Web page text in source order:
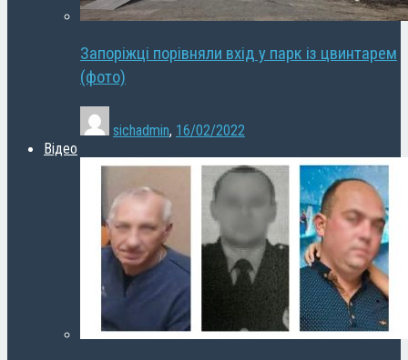
Запоріжці порівняли вхід у парк із цвинтарем
(фото)
sichadmin, 16/02/2022
Відео